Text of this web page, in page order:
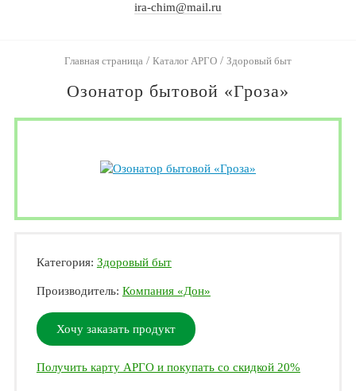
ira-chim@mail.ru
Главная страница / Каталог АРГО / Здоровый быт
Озонатор бытовой «Гроза»
Категория: Здоровый быт
Производитель: Компания «Дон»
Хочу заказать продукт
Получить карту АРГО и покупать со скидкой 20%